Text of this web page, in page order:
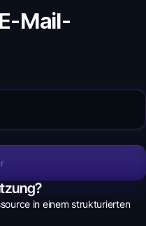
Mail-
in einem strukturierten